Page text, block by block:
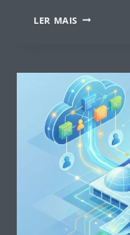
LER MAIS DESAFIOS
EM
SISTEMAS
DE
GOVERNO